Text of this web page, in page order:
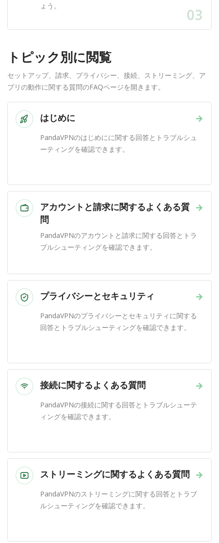
ょう。 03
トピック別に閲覧
セットアップ、請求、プライバシー、接続、ストリーミング、ア
プリの動作に関する質問のFAQページを開きます。
→
はじめに
PandaVPNのはじめにに関する回答とトラブルシュ
ーティングを確認できます。
→
アカウントと請求に関するよくある質
問
PandaVPNのアカウントと請求に関する回答とトラ
ブルシューティングを確認できます。
→
プライバシーとセキュリティ
PandaVPNのプライバシーとセキュリティに関する
回答とトラブルシューティングを確認できます。
→
接続に関するよくある質問
PandaVPNの接続に関する回答とトラブルシューテ
ィングを確認できます。
→
ストリーミングに関するよくある質問
PandaVPNのストリーミングに関する回答とトラブ
ルシューティングを確認できます。